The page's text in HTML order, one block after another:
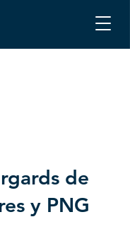
ds de
y PNG